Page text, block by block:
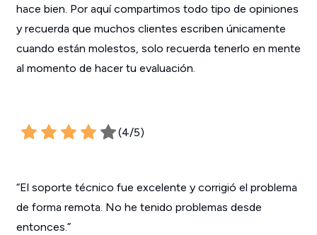
hace bien. Por aquí compartimos todo tipo de opiniones
y recuerda que muchos clientes escriben únicamente
cuando están molestos, solo recuerda tenerlo en mente
al momento de hacer tu evaluación.
(4/5)
“El soporte técnico fue excelente y corrigió el problema
de forma remota. No he tenido problemas desde
entonces.”